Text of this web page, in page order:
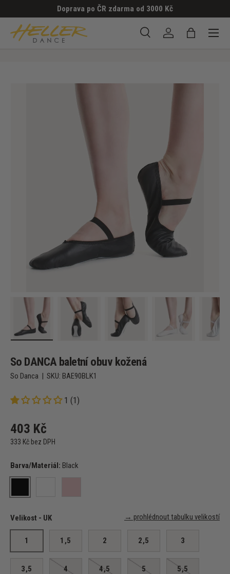
PŘESKOČIT NA OBSAH
Doprava po ČR zdarma od 3000 Kč
HledatPřihlásit se
Taška
Menu
So DANCA baletní obuv kožená
So Danca | SKU: BAE90BLK1
1 (1)
403 Kč
333 Kč bez DPH
Barva/Materiál: Black
Black
Velikost - UK
→ prohlédnout tabulku velikostí
1 1,5 2 2,5 3
3,5 4 4,5 5 5,5